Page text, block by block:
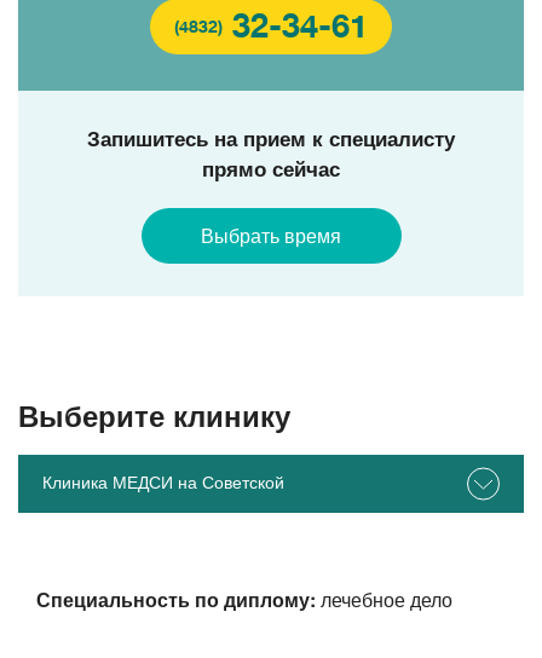
(4832) 32-34-61
Запишитесь на прием к специалисту
прямо сейчас
Выбрать время
Выберите клинику
Клиника МЕДСИ на Советской
Специальность по диплому: лечебное дело